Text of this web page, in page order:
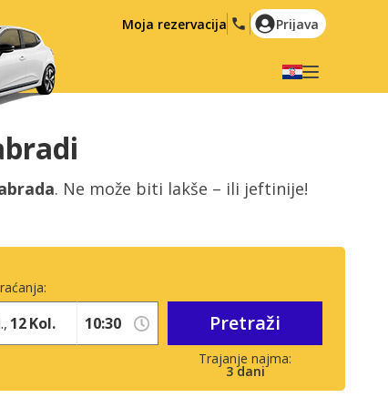
Moja rezervacija Prijava
English
Italiano
Nederlands
Русский
Hrvatski
. Ne može biti lakše – ili jeftinije!
3 dani
12Kol. Pretraži